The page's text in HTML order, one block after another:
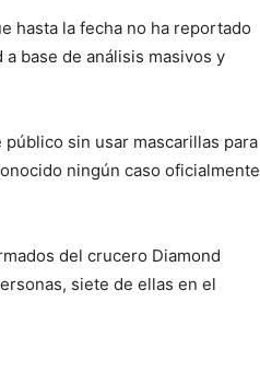
hasta la fecha no ha reportado
base de análisis masivos y
sin usar mascarillas para
ningún caso oficialmente
del crucero Diamond
siete de ellas en el